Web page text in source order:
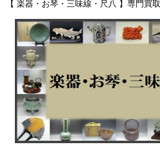
【 楽器・お琴・三味線・尺八 】専門買取